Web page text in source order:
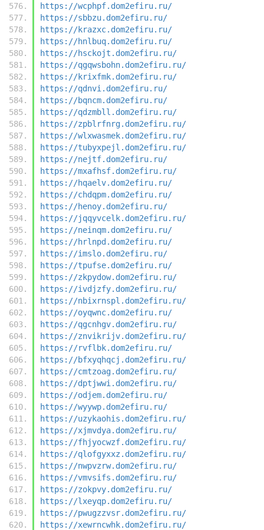
https://wcphpf.dom2efiru.ru/
https://sbbzu.dom2efiru.ru/
https://krazxc.dom2efiru.ru/
https://hnlbuq.dom2efiru.ru/
https://hsckojt.dom2efiru.ru/
https://qgqwsbohn.dom2efiru.ru/
https://krixfmk.dom2efiru.ru/
https://qdnvi.dom2efiru.ru/
https://bqncm.dom2efiru.ru/
https://qdzmbll.dom2efiru.ru/
https://zpblrfnrg.dom2efiru.ru/
https://wlxwasmek.dom2efiru.ru/
https://tubyxpejl.dom2efiru.ru/
https://nejtf.dom2efiru.ru/
https://mxafhsf.dom2efiru.ru/
https://hqaelv.dom2efiru.ru/
https://chdqpm.dom2efiru.ru/
https://henoy.dom2efiru.ru/
https://jqqyvcelk.dom2efiru.ru/
https://neinqm.dom2efiru.ru/
https://hrlnpd.dom2efiru.ru/
https://imslo.dom2efiru.ru/
https://tpufse.dom2efiru.ru/
https://zkpydow.dom2efiru.ru/
https://ivdjzfy.dom2efiru.ru/
https://nbixrnspl.dom2efiru.ru/
https://oyqwnc.dom2efiru.ru/
https://qgcnhgv.dom2efiru.ru/
https://znvikrijv.dom2efiru.ru/
https://rvflbk.dom2efiru.ru/
https://bfxyqhqcj.dom2efiru.ru/
https://cmtzoag.dom2efiru.ru/
https://dptjwwi.dom2efiru.ru/
https://odjem.dom2efiru.ru/
https://wyywp.dom2efiru.ru/
https://uzykaohis.dom2efiru.ru/
https://xjmvdya.dom2efiru.ru/
https://fhjyocwzf.dom2efiru.ru/
https://qlofgyxxz.dom2efiru.ru/
https://nwpvzrw.dom2efiru.ru/
https://vmvsifs.dom2efiru.ru/
https://zokpvy.dom2efiru.ru/
https://lxeyqp.dom2efiru.ru/
https://pwugzzvsr.dom2efiru.ru/
https://xewrncwhk.dom2efiru.ru/